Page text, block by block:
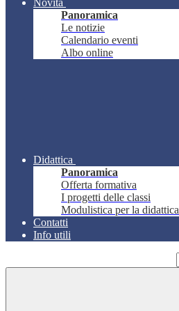
Novità
Panoramica
Le notizie
Calendario eventi
Albo online
Didattica
Panoramica
Offerta formativa
I progetti delle classi
Modulistica per la didattica
Contatti
Info utili